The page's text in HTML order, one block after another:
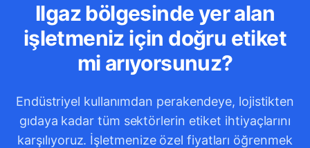
Ilgaz bölgesinde yer alan
işletmeniz için doğru etiket
mi arıyorsunuz?
Endüstriyel kullanımdan perakendeye, lojistikten
gıdaya kadar tüm sektörlerin etiket ihtiyaçlarını
karşılıyoruz. İşletmenize özel fiyatları öğrenmek